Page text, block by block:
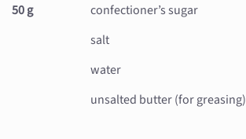
50 g
confectioner’s sugar
salt
water
unsalted butter (for greasing)